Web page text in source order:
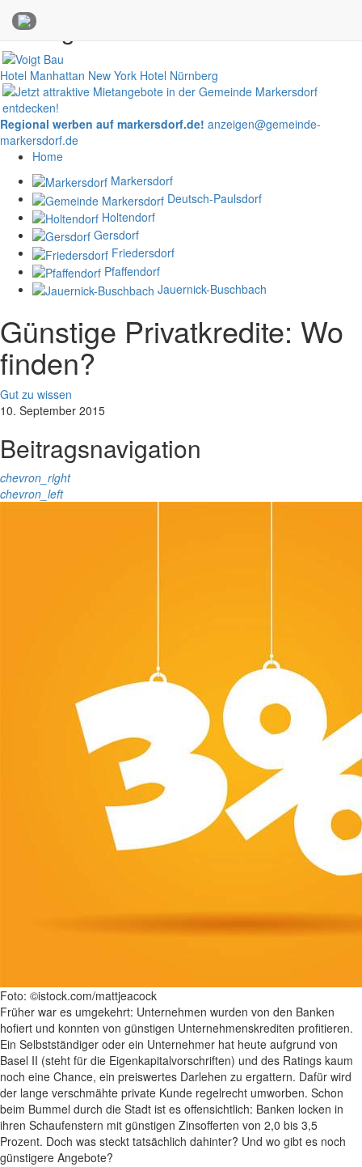
Anzeigen
Hotel Manhattan New York Hotel Nürnberg
Regional werben auf markersdorf.de! anzeigen@gemeinde-
markersdorf.de
Home
Markersdorf
Deutsch-Paulsdorf
Holtendorf
Gersdorf
Friedersdorf
Pfaffendorf
Jauernick-Buschbach
Günstige Privatkredite: Wo
finden?
Gut zu wissen
10. September 2015
Beitragsnavigation
chevron_right
chevron_left
Foto: ©istock.com/mattjeacock
Früher war es umgekehrt: Unternehmen wurden von den Banken
hofiert und konnten von günstigen Unternehmenskrediten profitieren.
Ein Selbstständiger oder ein Unternehmer hat heute aufgrund von
Basel II (steht für die Eigenkapitalvorschriften) und des Ratings kaum
noch eine Chance, ein preiswertes Darlehen zu ergattern. Dafür wird
der lange verschmähte private Kunde regelrecht umworben. Schon
beim Bummel durch die Stadt ist es offensichtlich: Banken locken in
ihren Schaufenstern mit günstigen Zinsofferten von 2,0 bis 3,5
Prozent. Doch was steckt tatsächlich dahinter? Und wo gibt es noch
günstigere Angebote?